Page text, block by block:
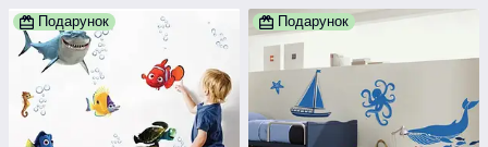
Подарунок Подарунок